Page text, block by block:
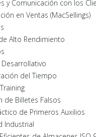
y Comunicación con los
en Ventas (MacSellings)
Alto Rendimiento
Desarrollativo
del Tiempo
de Billetes Falsos
de Primeros Auxilios
Industrial